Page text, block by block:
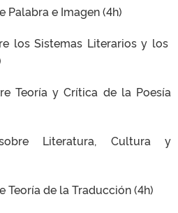
Palabra e Imagen (4h)
los Sistemas Literarios y los
Teoría y Crítica de la Poesía
Literatura, Cultura y
Teoría de la Traducción (4h)